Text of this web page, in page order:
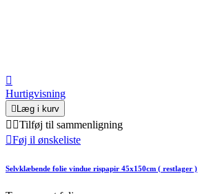

Hurtigvisning
Læg i kurv
 Tilføj til sammenligning
Føj il ønskeliste
Selvklæbende folie vindue rispapir 45x150cm ( restlager )